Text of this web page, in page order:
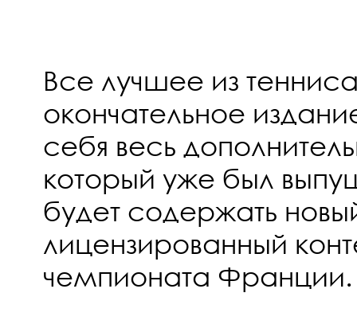
Все лучшее из
окончательное
себя весь
который уже был
будет содержать
лицензированный
чемпионата Франции.